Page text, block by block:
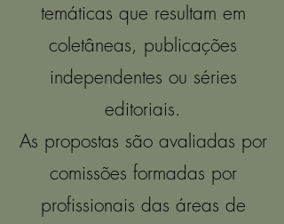
temáticas que resultam em
coletâneas, publicações
independentes ou séries
editoriais.
As propostas são avaliadas por
comissões formadas por
profissionais das áreas de